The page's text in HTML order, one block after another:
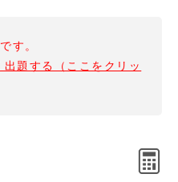
す。
出題する（ここをクリッ